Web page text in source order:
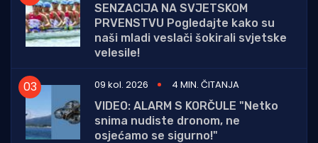
SENZACIJA NA SVJETSKOM
PRVENSTVU Pogledajte kako su
naši mladi veslači šokirali svjetske
velesile!
09 kol. 2026
4 MIN. ČITANJA
VIDEO: ALARM S KORČULE "Netko
snima nudiste dronom, ne
osjećamo se sigurno!"